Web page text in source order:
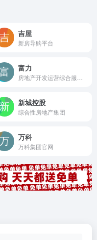
吉屋
新房导购平台
富力
新城控股
综合性房地产集团
万科
万科集团官网